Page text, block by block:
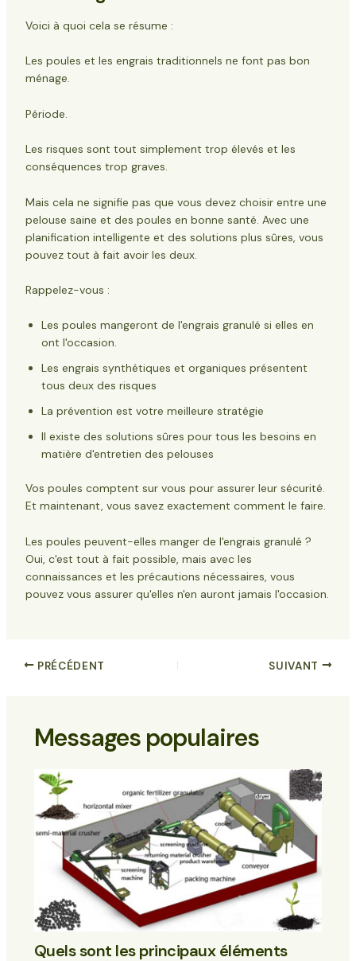
Voici à quoi cela se résume :
Les poules et les engrais traditionnels ne font pas bon
ménage.
Période.
Les risques sont tout simplement trop élevés et les
conséquences trop graves.
Mais cela ne signifie pas que vous devez choisir entre une
pelouse saine et des poules en bonne santé. Avec une
planification intelligente et des solutions plus sûres, vous
pouvez tout à fait avoir les deux.
Rappelez-vous :
Les poules mangeront de l'engrais granulé si elles en
ont l'occasion.
Les engrais synthétiques et organiques présentent
tous deux des risques
La prévention est votre meilleure stratégie
Il existe des solutions sûres pour tous les besoins en
matière d'entretien des pelouses
Vos poules comptent sur vous pour assurer leur sécurité.
Et maintenant, vous savez exactement comment le faire.
Les poules peuvent-elles manger de l'engrais granulé ?
Oui, c'est tout à fait possible, mais avec les
connaissances et les précautions nécessaires, vous
pouvez vous assurer qu'elles n'en auront jamais l'occasion.
PRÉCÉDENT SUIVANT
Messages populaires
Quels sont les principaux éléments